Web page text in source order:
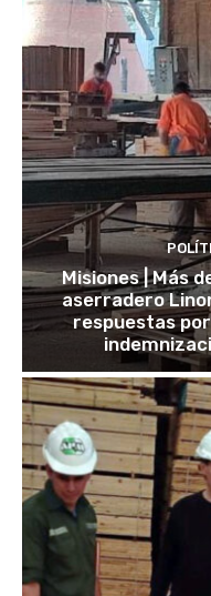
Misiones | Más
aserradero
respuestas